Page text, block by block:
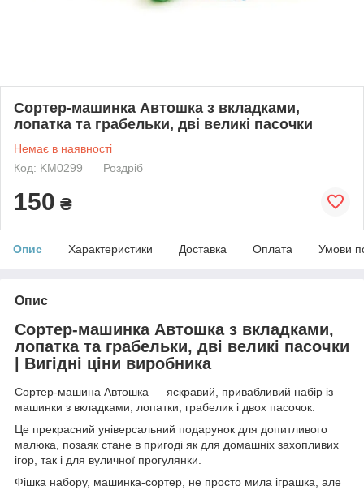
Сортер-машинка Автошка з вкладками,
лопатка та грабельки, дві великі пасочки
Немає в наявності
Код: KM0299
Роздріб
150 ₴
Опис Характеристики Доставка Оплата Умови
Опис
Сортер-машинка Автошка з вкладками,
лопатка та грабельки, дві великі пасочки
| Вигідні ціни виробника
Сортер-машина Автошка — яскравий, привабливий набір із
машинки з вкладками, лопатки, грабелик і двох пасочок.
Це прекрасний універсальний подарунок для допитливого
малюка, позаяк стане в пригоді як для домашніх захопливих
ігор, так і для вуличної прогулянки.
Фішка набору, машинка-сортер, не просто мила іграшка, але